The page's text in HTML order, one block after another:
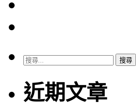
搜
關
鍵
近期文章